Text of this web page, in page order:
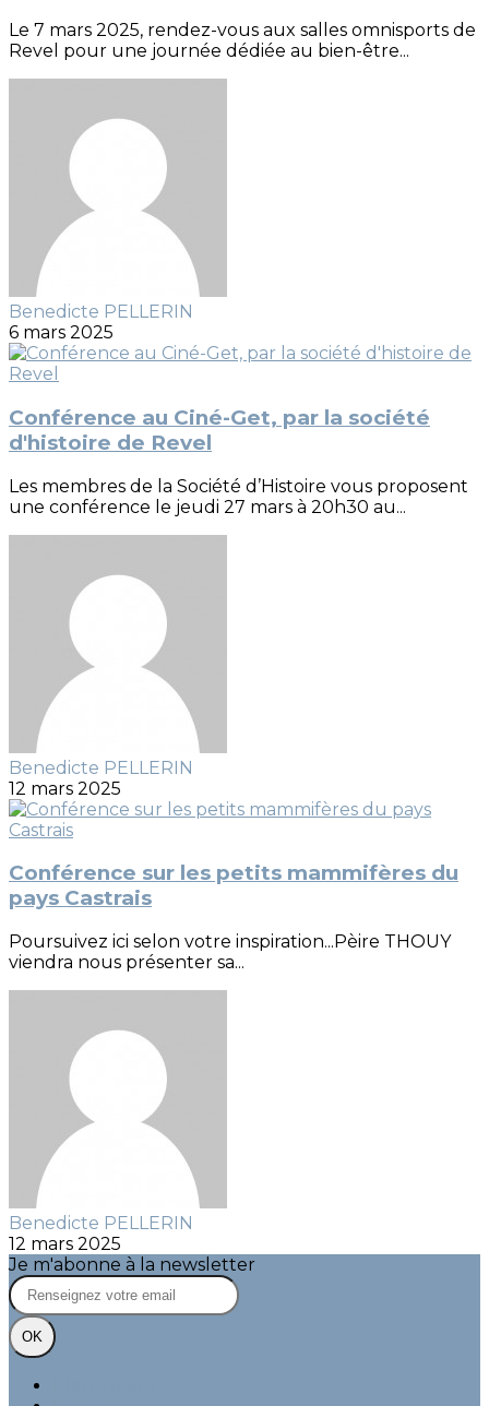
Le 7 mars 2025, rendez-vous aux salles omnisports de
Revel pour une journée dédiée au bien-être...
Benedicte PELLERIN
6 mars 2025
Conférence au Ciné-Get, par la société
d'histoire de Revel
Les membres de la Société d’Histoire vous proposent
une conférence le jeudi 27 mars à 20h30 au...
Benedicte PELLERIN
12 mars 2025
Conférence sur les petits mammifères du
pays Castrais
Poursuivez ici selon votre inspiration...Pèire THOUY
viendra nous présenter sa...
Benedicte PELLERIN
12 mars 2025
Je m'abonne à la newsletter
OK